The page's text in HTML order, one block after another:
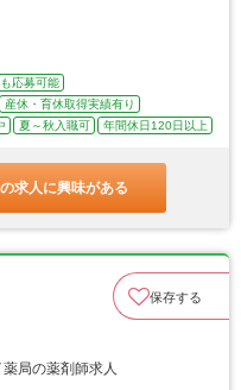
応募可能
産休・育休取得実績有り
夏～秋入職可 年間休日120日以上
求人に興味がある
保存する
局の薬剤師求人